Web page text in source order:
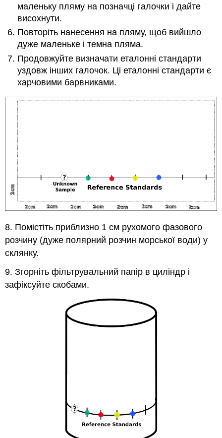
маленьку пляму на позначці галочки і дайте
висохнути.
Повторіть нанесення на пляму, щоб вийшло
дуже маленьке і темна пляма.
Продовжуйте визначати еталонні стандарти
уздовж інших галочок. Ці еталонні стандарти є
харчовими барвниками.
8. Помістіть приблизно 1 см рухомого фазового
розчину (дуже полярний розчин морської води) у
склянку.
9. Згорніть фільтрувальний папір в циліндр і
зафіксуйте скобами.